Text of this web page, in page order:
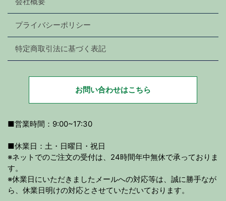
プライバシーポリシー
特定商取引法に基づく表記
お問い合わせはこちら
■営業時間：9:00~17:30
■休業日：土・日曜日・祝日
※ネットでのご注文の受付は、24時間年中無休で承っておりま
す。
※休業日にいただきましたメールへの対応等は、誠に勝手なが
ら、休業日明けの対応とさせていただいております。